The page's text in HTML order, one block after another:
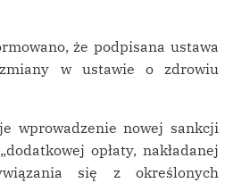
że podpisana ustawa
w ustawie o zdrowiu
wprowadzenie nowej sankcji
opłaty, nakładanej
się z określonych